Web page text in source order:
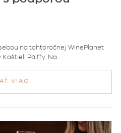
na tohtoročnej WinePlanet
Pálffy. Na…
VIAC